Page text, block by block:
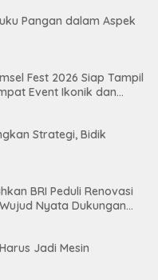
Pangan dalam Aspek
Fest 2026 Siap Tampil
Event Ikonik dan
Strategi, Bidik
BRI Peduli Renovasi
Nyata Dukungan
Jadi Mesin